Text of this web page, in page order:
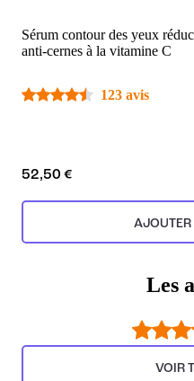
Sérum contour des yeux
anti-cernes à la vitamine C
123 avis
52,50 €
AJOUTER
Les
VOIR